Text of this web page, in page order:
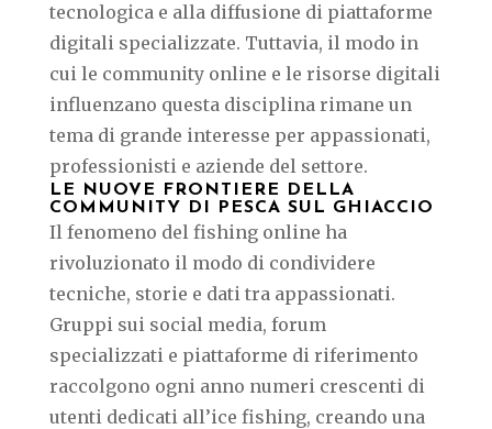
tecnologica e alla diffusione di piattaforme
digitali specializzate. Tuttavia, il modo in
cui le community online e le risorse digitali
influenzano questa disciplina rimane un
tema di grande interesse per appassionati,
professionisti e aziende del settore.
LE NUOVE FRONTIERE DELLA
COMMUNITY DI PESCA SUL GHIACCIO
Il fenomeno del fishing online ha
rivoluzionato il modo di condividere
tecniche, storie e dati tra appassionati.
Gruppi sui social media, forum
specializzati e piattaforme di riferimento
raccolgono ogni anno numeri crescenti di
utenti dedicati all’ice fishing, creando una